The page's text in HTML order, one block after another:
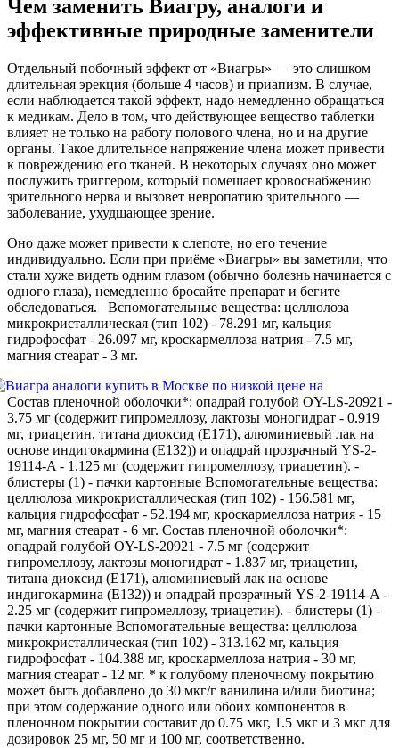
Чем заменить Виагру, аналоги и
эффективные природные заменители
Отдельный побочный эффект от «Виагры» — это слишком
длительная эрекция (больше 4 часов) и приапизм. В случае,
если наблюдается такой эффект, надо немедленно обращаться
к медикам. Дело в том, что действующее вещество таблетки
влияет не только на работу полового члена, но и на другие
органы. Такое длительное напряжение члена может привести
к повреждению его тканей. В некоторых случаях оно может
послужить триггером, который помешает кровоснабжению
зрительного нерва и вызовет невропатию зрительного —
заболевание, ухудшающее зрение.
Оно даже может привести к слепоте, но его течение
индивидуально. Если при приёме «Виагры» вы заметили, что
стали хуже видеть одним глазом (обычно болезнь начинается с
одного глаза), немедленно бросайте препарат и бегите
обследоваться. Вспомогательные вещества: целлюлоза
микрокристаллическая (тип 102) - 78.291 мг, кальция
гидрофосфат - 26.097 мг, кроскармеллоза натрия - 7.5 мг,
магния стеарат - 3 мг.
Состав пленочной оболочки*: опадрай голубой OY-LS-20921 -
3.75 мг (содержит гипромеллозу, лактозы моногидрат - 0.919
мг, триацетин, титана диоксид (E171), алюминиевый лак на
основе индигокармина (E132)) и опадрай прозрачный YS-2-
19114-A - 1.125 мг (содержит гипромеллозу, триацетин). -
блистеры (1) - пачки картонные Вспомогательные вещества:
целлюлоза микрокристаллическая (тип 102) - 156.581 мг,
кальция гидрофосфат - 52.194 мг, кроскармеллоза натрия - 15
мг, магния стеарат - 6 мг. Состав пленочной оболочки*:
опадрай голубой OY-LS-20921 - 7.5 мг (содержит
гипромеллозу, лактозы моногидрат - 1.837 мг, триацетин,
титана диоксид (E171), алюминиевый лак на основе
индигокармина (E132)) и опадрай прозрачный YS-2-19114-A -
2.25 мг (содержит гипромеллозу, триацетин). - блистеры (1) -
пачки картонные Вспомогательные вещества: целлюлоза
микрокристаллическая (тип 102) - 313.162 мг, кальция
гидрофосфат - 104.388 мг, кроскармеллоза натрия - 30 мг,
магния стеарат - 12 мг. * к голубому пленочному покрытию
может быть добавлено до 30 мкг/г ванилина и/или биотина;
при этом содержание одного или обоих компонентов в
пленочном покрытии составит до 0.75 мкг, 1.5 мкг и 3 мкг для
дозировок 25 мг, 50 мг и 100 мг, соответственно.